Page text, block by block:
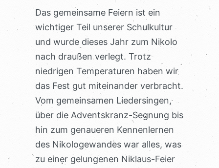
Das gemeinsame Feiern ist ein
wichtiger Teil unserer Schulkultur
und wurde dieses Jahr zum Nikolo
nach draußen verlegt. Trotz
niedrigen Temperaturen haben wir
das Fest gut miteinander verbracht.
Vom gemeinsamen Liedersingen,
über die Adventskranz-Segnung bis
hin zum genaueren Kennenlernen
des Nikologewandes war alles, was
zu einer gelungenen Niklaus-Feier